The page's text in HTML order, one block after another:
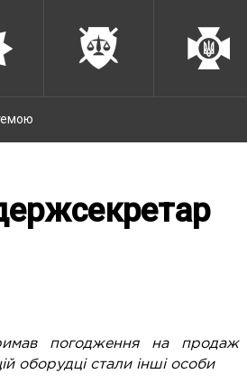
погодження на продаж
оборудці стали інші особи